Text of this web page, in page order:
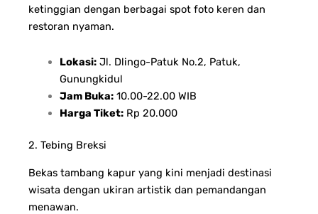
ketinggian dengan berbagai spot foto keren dan
restoran nyaman.
Lokasi:Jl. Dlingo-Patuk No.2, Patuk,
Gunungkidul
Jam Buka:10.00-22.00 WIB
Harga Tiket:Rp 20.000
2. Tebing Breksi
Bekas tambang kapur yang kini menjadi destinasi
wisata dengan ukiran artistik dan pemandangan
menawan.